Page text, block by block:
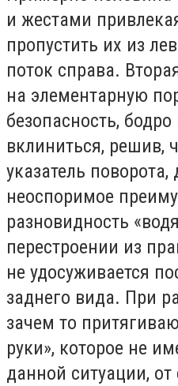
и жестами
пропустить их из
поток справа.
на элементарную
безопасность, бодро
вклиниться, решив,
указатель поворота,
неоспоримое
разновидность
перестроении из
не удосуживается
заднего вида. При
зачем то
руки», которое не
данной ситуации,